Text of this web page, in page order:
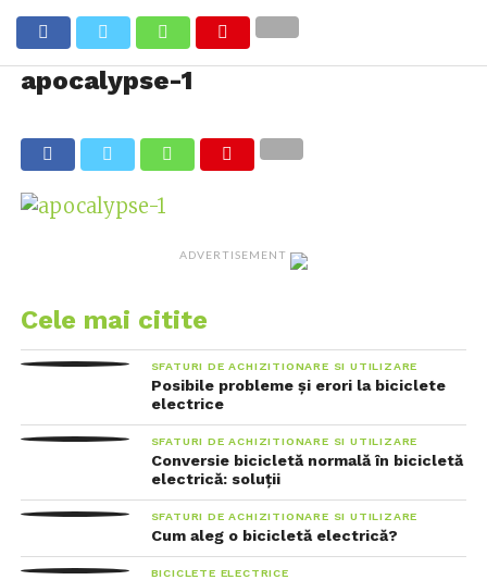
apocalypse-1
ADVERTISEMENT
Cele mai citite
SFATURI DE ACHIZITIONARE SI UTILIZARE
Posibile probleme și erori la biciclete
electrice
SFATURI DE ACHIZITIONARE SI UTILIZARE
Conversie bicicletă normală în bicicletă
electrică: soluții
SFATURI DE ACHIZITIONARE SI UTILIZARE
Cum aleg o bicicletă electrică?
BICICLETE ELECTRICE